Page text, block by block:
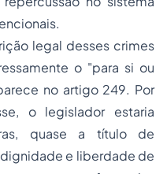
legal desses crimes
o "para si ou
no artigo 249. Por
o legislador estaria
quase a título de
e liberdade de